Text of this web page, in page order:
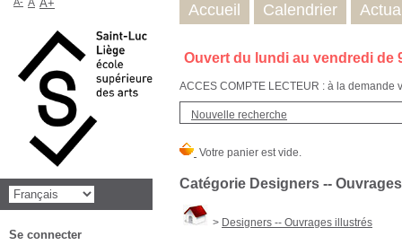
Ouvert du lundi au vendredi de
ACCES COMPTE LECTEUR : à la
Nouvelle recherche
Catégorie Designers --
> Designers -- Ouvrages illustrés
Accueil Calendrier
A A+
Se connecter